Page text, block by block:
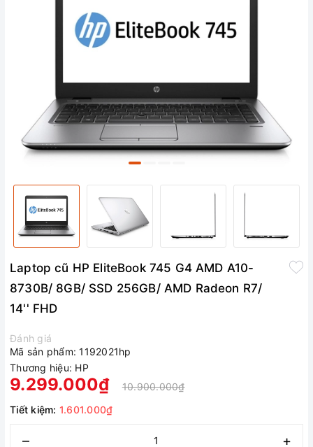
Laptop cũ HP EliteBook 745 G4 AMD A10-
8730B/ 8GB/ SSD 256GB/ AMD Radeon R7/
14'' FHD
Đánh giá
Mã sản phẩm: 1192021hp
Thương hiệu: HP
9.299.000₫
10.900.000₫
Tiết kiệm: 1.601.000₫
– +